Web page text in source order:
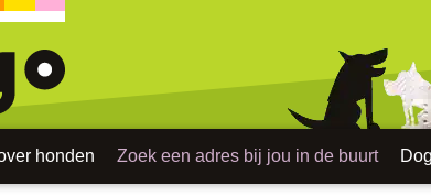
honden Zoek een adres bij jou in de buurt